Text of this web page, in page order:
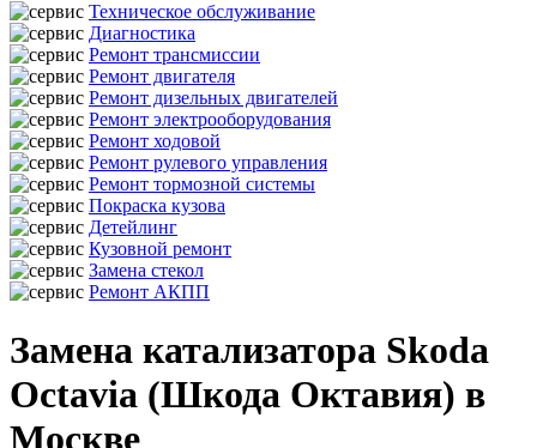
Техническое обслуживание
Диагностика
Ремонт трансмиссии
Ремонт двигателя
Ремонт дизельных двигателей
Ремонт электрооборудования
Ремонт ходовой
Ремонт рулевого управления
Ремонт тормозной системы
Покраска кузова
Детейлинг
Кузовной ремонт
Замена стекол
Ремонт АКПП
Замена катализатора Skoda
Octavia (Шкода Октавия) в
Москве